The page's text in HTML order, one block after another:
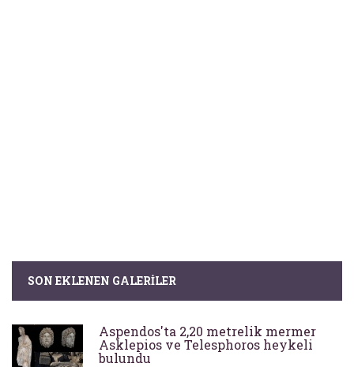
SON EKLENEN GALERILER
Aspendos'ta 2,20 metrelik mermer
Asklepios ve Telesphoros heykeli
bulundu